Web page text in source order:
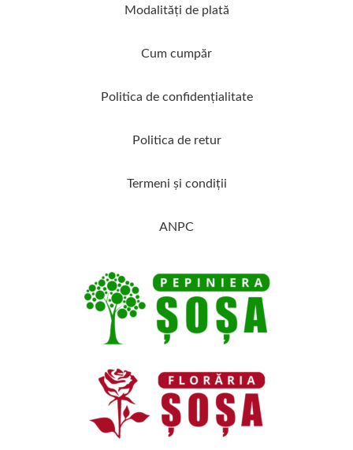
Modalităţi de plată
Cum cumpăr
Politica de confidenţialitate
Politica de retur
Termeni şi condiţii
ANPC